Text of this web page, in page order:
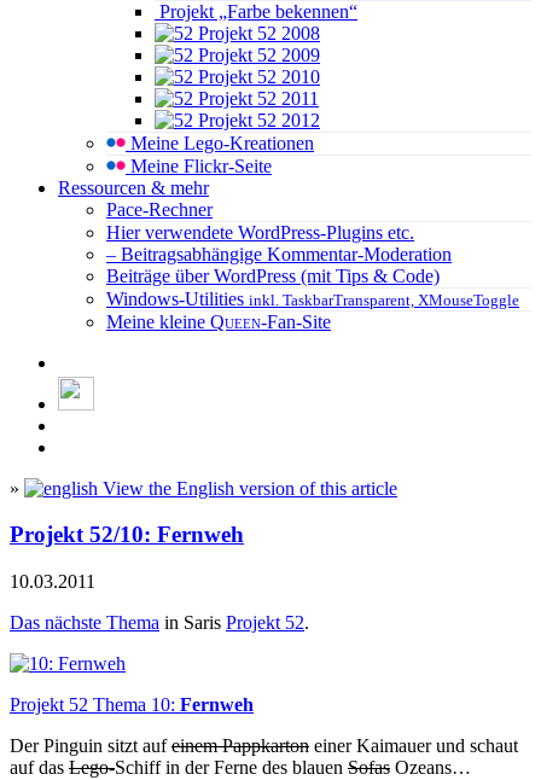
Projekt „Farbe bekennen“
Projekt 52 2008
Projekt 52 2009
Projekt 52 2010
Projekt 52 2011
Projekt 52 2012
Meine Lego-Kreationen
Meine Flickr-Seite
Ressourcen & mehr
Pace-Rechner
Hier verwendete WordPress-Plugins etc.
– Beitragsabhängige Kommentar-Moderation
Beiträge über WordPress (mit Tips & Code)
Windows-Utilities inkl. TaskbarTransparent, XMouseToggle
Meine kleine Queen-Fan-Site
» View the English version of this article
Projekt 52/10: Fernweh
10.03.2011
Das nächste Thema in Saris Projekt 52.
Projekt 52 Thema 10: Fernweh
Der Pinguin sitzt aufeinem Pappkarton einer Kaimauer und schaut
auf das Lego-Schiff in der Ferne des blauen Sofas Ozeans…